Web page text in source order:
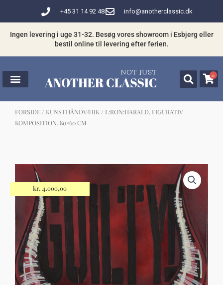
indholdet
+45 31 14 92 48 info@anotherclassic.dk
Ingen levering i uge 31-32. Besøg vores showroom i Esbjerg eller
bestil online til levering efter ferien.
0
FORSIDE / KUNSTHÅNDVÆRK / L:RON:HARALD, FIGURATIV
KOMPOSITION. 80×60 CM
have din interesse?
kr.4.000,00